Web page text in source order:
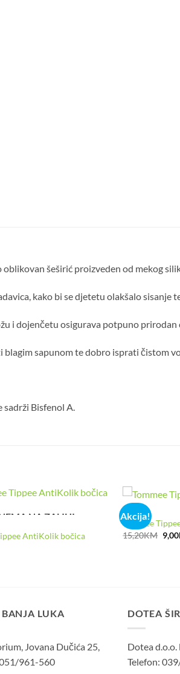
šeširić proizveden od mekog
kako bi se djetetu olakšalo sisanje
i dojenčetu osigurava potpuno
sapunom te dobro isprati čistom
sadrži Bisfenol A.
NA ZALIHI
AntiKolik bočica
Akcija!
AKCIJA
Tommee
15,20KM
cijena
9,00
LUKA
Jovana Dučića 25,
961-560
DOTEA
Dotea
Telefon: